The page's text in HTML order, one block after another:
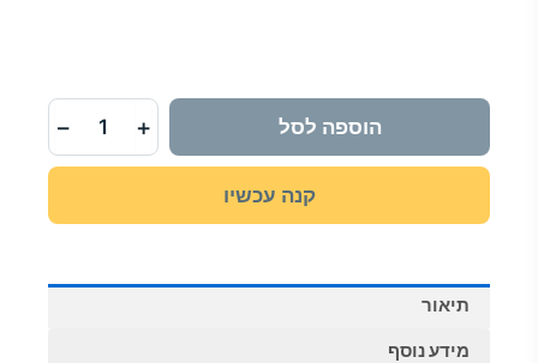
−
מתכת
שחור
+ הוספה לסל
קנה עכשיו
תיאור
מידע נוסף